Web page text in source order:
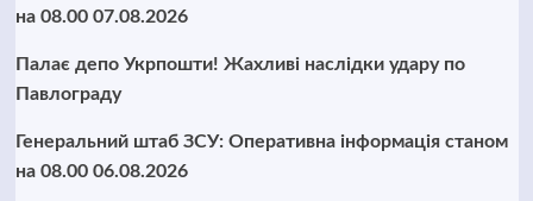
на 08.00 07.08.2026
Палає депо Укрпошти! Жахливі наслідки удару по
Павлограду
Генеральний штаб ЗСУ: Оперативна інформація станом
на 08.00 06.08.2026